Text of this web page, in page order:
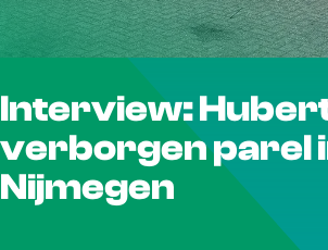
r
d
e
Interview:
verborgen parel
Nijmegen